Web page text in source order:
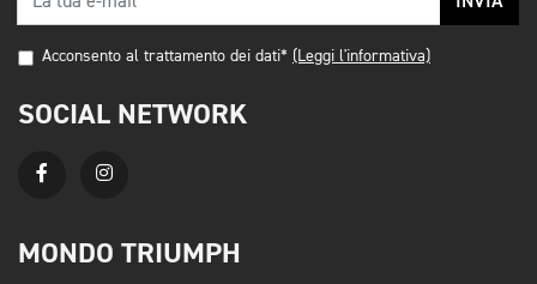
Acconsento al trattamento dei dati* (Leggi l'informativa)
SOCIAL NETWORK
MONDO TRIUMPH